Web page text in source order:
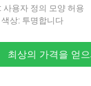
사용자 정의 모양 허용
색상: 투명합니다
최상의 가격을 얻